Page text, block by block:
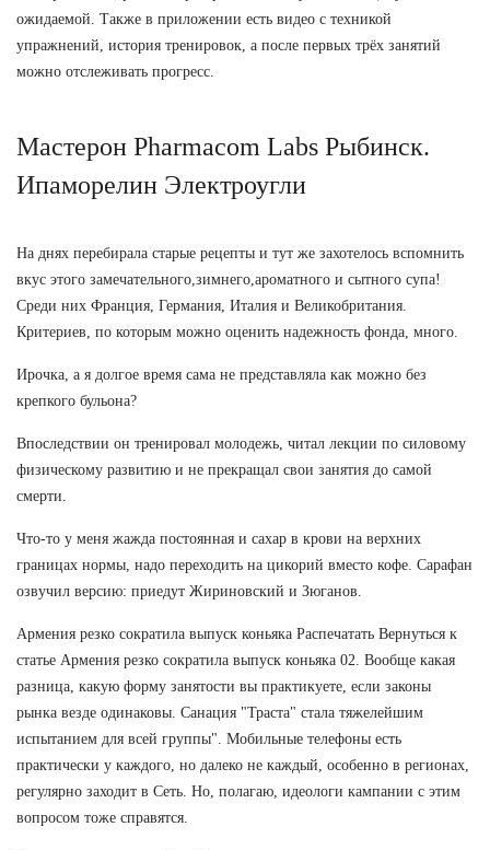
ожидаемой. Также в приложении есть видео с техникой
упражнений, история тренировок, а после первых трёх занятий
можно отслеживать прогресс.
Мастерон Pharmacom Labs Рыбинск.
Ипаморелин Электроугли
На днях перебирала старые рецепты и тут же захотелось вспомнить
вкус этого замечательного,зимнего,ароматного и сытного супа!
Среди них Франция, Германия, Италия и Великобритания.
Критериев, по которым можно оценить надежность фонда, много.
Ирочка, а я долгое время сама не представляла как можно без
крепкого бульона?
Впоследствии он тренировал молодежь, читал лекции по силовому
физическому развитию и не прекращал свои занятия до самой
смерти.
Что-то у меня жажда постоянная и сахар в крови на верхних
границах нормы, надо переходить на цикорий вместо кофе. Сарафан
озвучил версию: приедут Жириновский и Зюганов.
Армения резко сократила выпуск коньяка Распечатать Вернуться к
статье Армения резко сократила выпуск коньяка 02. Вообще какая
разница, какую форму занятости вы практикуете, если законы
рынка везде одинаковы. Санация "Траста" стала тяжелейшим
испытанием для всей группы". Мобильные телефоны есть
практически у каждого, но далеко не каждый, особенно в регионах,
регулярно заходит в Сеть. Но, полагаю, идеологи кампании с этим
вопросом тоже справятся.